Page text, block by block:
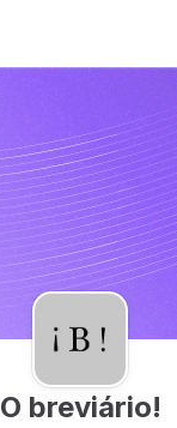
O breviário!